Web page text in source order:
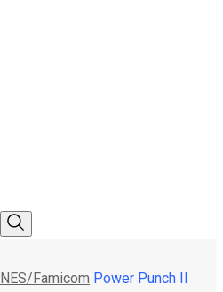
NES/Famicom Power Punch II